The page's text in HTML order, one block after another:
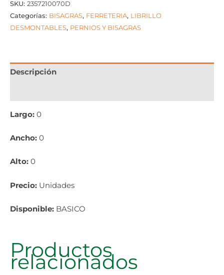
SKU: 2357210070D
Categorías: BISAGRAS, FERRETERIA, LIBRILLO
DESMONTABLES, PERNIOS Y BISAGRAS
Descripción
Largo: 0
Ancho: 0
Alto: 0
Precio: Unidades
Disponible: BASICO
Productos
relacionados